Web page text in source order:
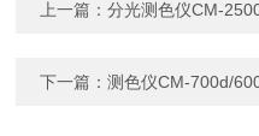
上一篇：分光测色仪CM-
下一篇：测色仪CM-700d/